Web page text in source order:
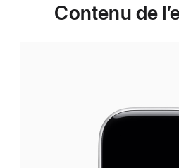
Contenu de